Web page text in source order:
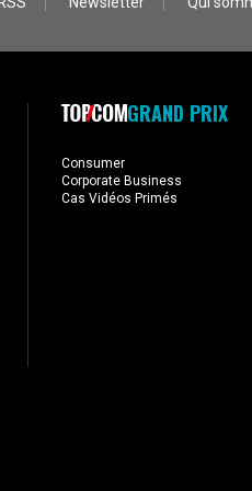
GRAND PRIX
Consumer
Corporate Business
Cas Vidéos Primés